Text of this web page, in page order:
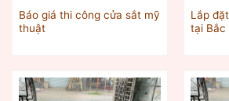
Báo giá thi công cửa sắt mỹ
thuật
Lắp
tại Bắc